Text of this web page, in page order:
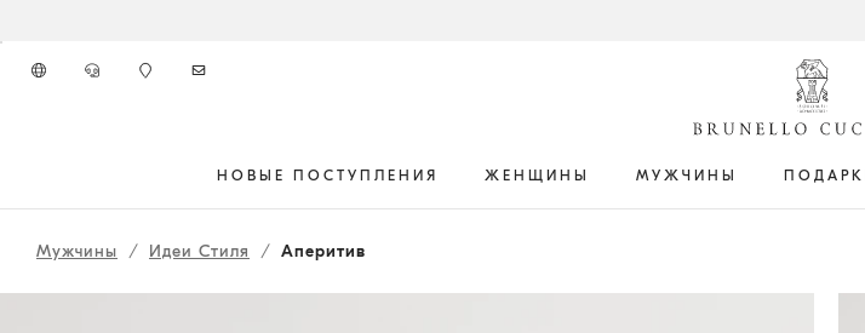
НОВЫЕ ПОСТУПЛЕНИЯ ЖЕНЩИНЫ МУЖЧИНЫ
261MOUTFIT57
Мужчины Идеи Стиля Аперитив